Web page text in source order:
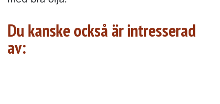
Du kanske också är intresserad
av: